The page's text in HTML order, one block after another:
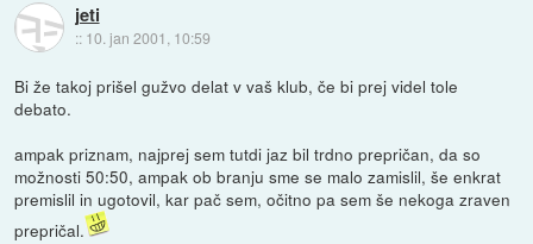
jeti
:: 10. jan 2001, 10:59
Bi že takoj prišel gužvo delat v vaš klub, če bi prej videl tole
debato.
ampak priznam, najprej sem tutdi jaz bil trdno prepričan, da so
možnosti 50:50, ampak ob branju sme se malo zamislil, še enkrat
premislil in ugotovil, kar pač sem, očitno pa sem še nekoga zraven
prepričal.